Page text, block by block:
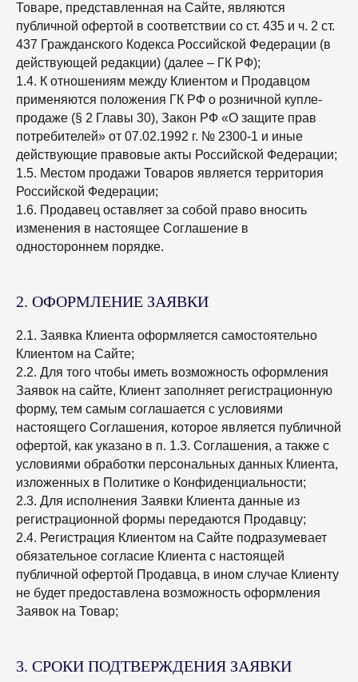
Товаре, представленная на Сайте, являются
публичной офертой в соответствии со ст. 435 и ч. 2 ст.
437 Гражданского Кодекса Российской Федерации (в
действующей редакции) (далее – ГК РФ);
1.4. К отношениям между Клиентом и Продавцом
применяются положения ГК РФ о розничной купле-
продаже (§ 2 Главы 30), Закон РФ «О защите прав
потребителей» от 07.02.1992 г. № 2300-1 и иные
действующие правовые акты Российской Федерации;
1.5. Местом продажи Товаров является территория
Российской Федерации;
1.6. Продавец оставляет за собой право вносить
изменения в настоящее Соглашение в
одностороннем порядке.
2. ОФОРМЛЕНИЕ ЗАЯВКИ
2.1. Заявка Клиента оформляется самостоятельно
Клиентом на Сайте;
2.2. Для того чтобы иметь возможность оформления
Заявок на сайте, Клиент заполняет регистрационную
форму, тем самым соглашается с условиями
настоящего Соглашения, которое является публичной
офертой, как указано в п. 1.3. Соглашения, а также с
условиями обработки персональных данных Клиента,
изложенных в Политике о Конфиденциальности;
2.3. Для исполнения Заявки Клиента данные из
регистрационной формы передаются Продавцу;
2.4. Регистрация Клиентом на Сайте подразумевает
обязательное согласие Клиента с настоящей
публичной офертой Продавца, в ином случае Клиенту
не будет предоставлена возможность оформления
Заявок на Товар;
3. СРОКИ ПОДТВЕРЖДЕНИЯ ЗАЯВКИ